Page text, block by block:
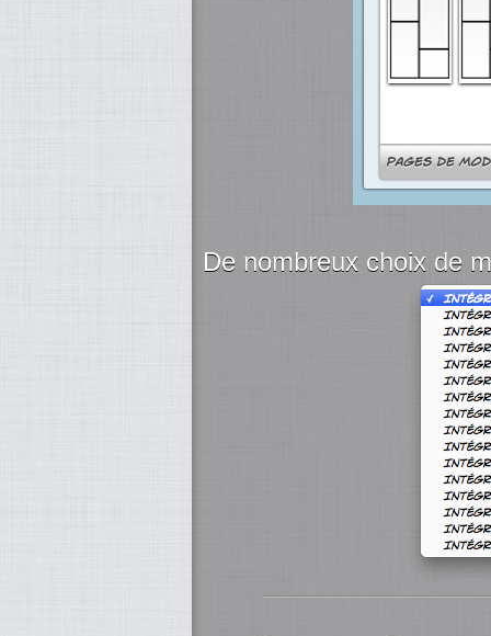
De nombreux choix de